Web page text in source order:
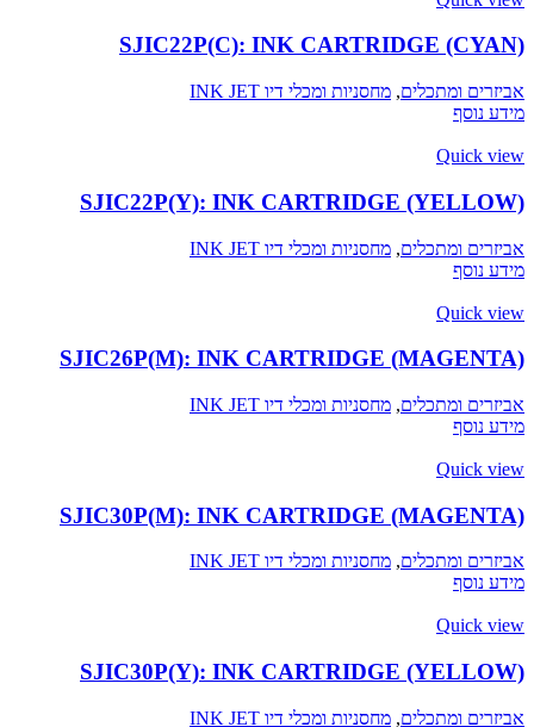
SJIC22P(C): INK CARTRIDGE (CYAN)
אביזרים ומתכלים, מחסניות ומכלי דיו INK JET
מידע נוסף
Quick view
SJIC22P(Y): INK CARTRIDGE (YELLOW)
אביזרים ומתכלים, מחסניות ומכלי דיו INK JET
מידע נוסף
Quick view
SJIC26P(M): INK CARTRIDGE (MAGENTA)
אביזרים ומתכלים, מחסניות ומכלי דיו INK JET
מידע נוסף
Quick view
SJIC30P(M): INK CARTRIDGE (MAGENTA)
אביזרים ומתכלים, מחסניות ומכלי דיו INK JET
מידע נוסף
Quick view
SJIC30P(Y): INK CARTRIDGE (YELLOW)
אביזרים ומתכלים, מחסניות ומכלי דיו INK JET